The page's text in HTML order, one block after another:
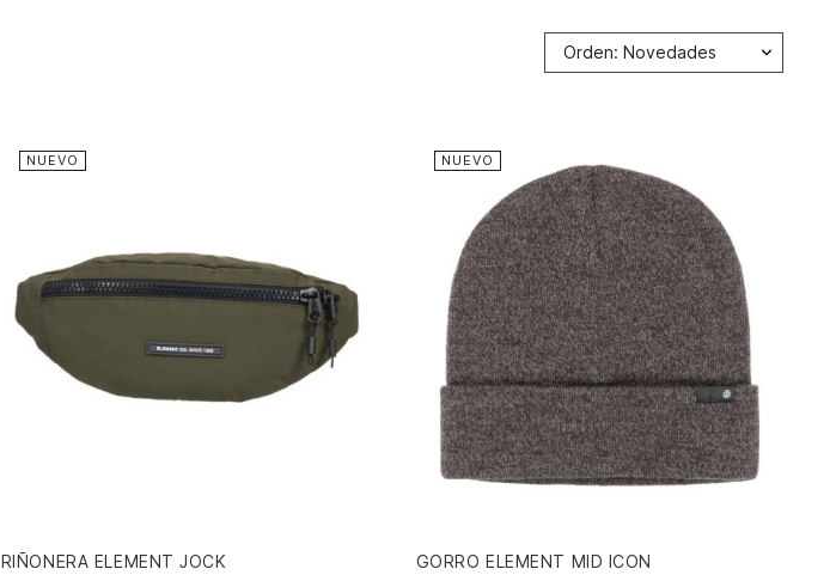
Orden: Novedades
RIÑONERA ELEMENT JOCK
NUEVO
GORRO ELEMENT MID ICON
NUEVO